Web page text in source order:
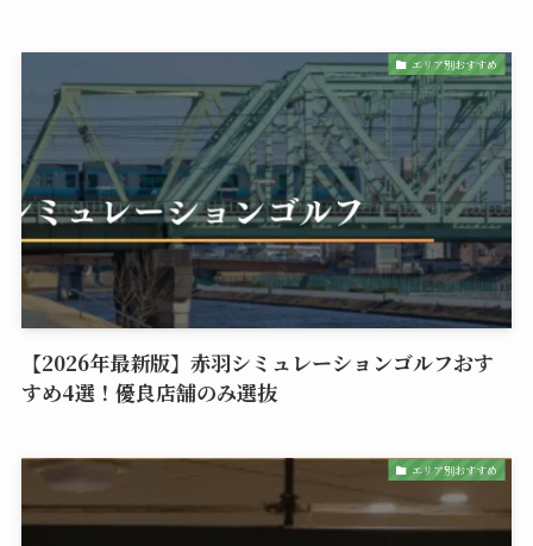
エリア別おすすめ
【2026年最新版】赤羽シミュレーションゴルフおす
すめ4選！優良店舗のみ選抜
エリア別おすすめ